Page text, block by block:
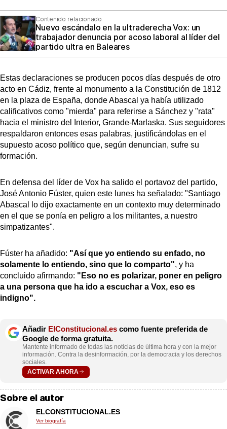
Contenido relacionado
Nuevo escándalo en la ultraderecha Vox: un
trabajador denuncia por acoso laboral al líder del
partido ultra en Baleares
Estas declaraciones se producen pocos días después de otro
acto en Cádiz, frente al monumento a la Constitución de 1812
en la plaza de España, donde Abascal ya había utilizado
calificativos como "mierda" para referirse a Sánchez y "rata"
hacia el ministro del Interior, Grande-Marlaska. Sus seguidores
respaldaron entonces esas palabras, justificándolas en el
supuesto acoso político que, según denuncian, sufre su
formación.
En defensa del líder de Vox ha salido el portavoz del partido,
José Antonio Fúster, quien este lunes ha señalado: "Santiago
Abascal lo dijo exactamente en un contexto muy determinado
en el que se ponía en peligro a los militantes, a nuestro
simpatizantes".
Fúster ha añadido: "Así que yo entiendo su enfado, no
solamente lo entiendo, sino que lo comparto", y ha
concluido afirmando: "Eso no es polarizar, poner en peligro
a una persona que ha ido a escuchar a Vox, eso es
indigno".
Añadir ElConstitucional.es como fuente preferida de
Google de forma gratuita.
Mantente informado de todas las noticias de última hora y con la mejor
información. Contra la desinformación, por la democracia y los derechos
sociales.
ACTIVAR AHORA
Sobre el autor
ELCONSTITUCIONAL.ES
Ver biografía